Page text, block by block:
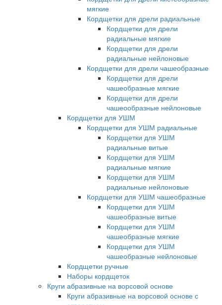
мягкие
Кордщетки для дрели радиальные
Кордщетки для дрели
радиальные мягкие
Кордщетки для дрели
радиальные нейлоновые
Кордщетки для дрели чашеобразные
Кордщетки для дрели
чашеобразные мягкие
Кордщетки для дрели
чашеообразные нейлоновые
Кордщетки для УШМ
Кордщетки для УШМ радиальные
Кордщетки для УШМ
радиальные витые
Кордщетки для УШМ
радиальные мягкие
Кордщетки для УШМ
радиальные нейлоновые
Кордщетки для УШМ чашеобразные
Кордщетки для УШМ
чашеобразные витые
Кордщетки для УШМ
чашеобразные мягкие
Кордщетки для УШМ
чашеобразные нейлоновые
Кордщетки ручные
Наборы кордщеток
Круги абразивные на ворсовой основе
Круги абразивные на ворсовой основе с